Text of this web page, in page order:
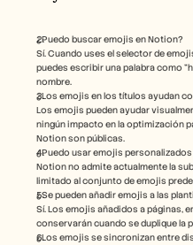
¿Puedo buscar emojis en Notion?
Sí. Cuando uses el selector de
puedes escribir una palabra como
nombre.
¿Los emojis en los títulos ayudan
Los emojis pueden ayudar
ningún impacto en la optimización
Notion son públicas.
¿Puedo usar emojis
Notion no admite actualmente la
limitado al conjunto de emojis
¿Se pueden añadir emojis a las
Sí. Los emojis añadidos a páginas,
conservarán cuando se duplique la
¿Los emojis se sincronizan entre